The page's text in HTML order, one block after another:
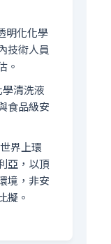
明化化學
技術人員
。
學清洗液
食品級安
界上環
亞，以頂
境，非安
擬。